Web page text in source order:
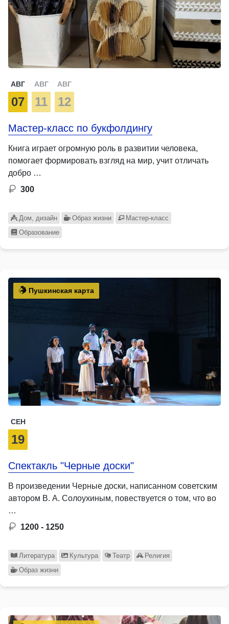
АВГ
07
АВГ
11
АВГ
12
Мастер-класс по букфолдингу
Книга играет огромную роль в развитии человека,
помогает формировать взгляд на мир, учит отличать
добро …
300
Дом, дизайн Образ жизни
Мастер-класс
Образование
Пушкинская карта
СЕН
19
Спектакль "Черные доски"
В произведении Черные доски, написанном советским
автором В. А. Солоухиным, повествуется о том, что во
…
1200 - 1250
Литература Культура Театр
Религия
Образ жизни